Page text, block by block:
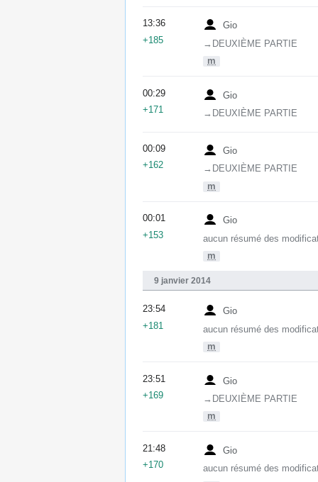
Gio
→‎DEUXIÈME PARTIE
m
13:36
+185
Gio
→‎DEUXIÈME PARTIE
00:29
+171
Gio
→‎DEUXIÈME PARTIE
m
00:09
+162
Gio
aucun résumé des
m
00:01
+153
9 janvier 2014
Gio
aucun résumé des
m
23:54
+181
Gio
→‎DEUXIÈME PARTIE
m
23:51
+169
Gio
aucun résumé des
21:48
+170